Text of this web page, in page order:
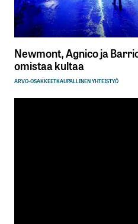
Newmont, Agnico ja
omistaa kultaa
ARVO-OSAKKEETKAUPALLINEN YHTEISTYÖ